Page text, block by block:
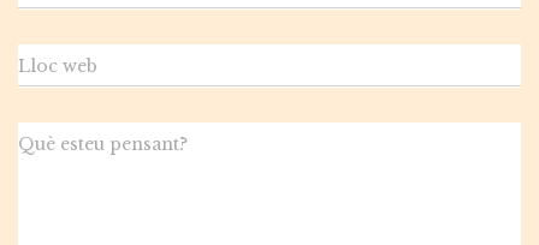
Lloc web
Què esteu pensant?